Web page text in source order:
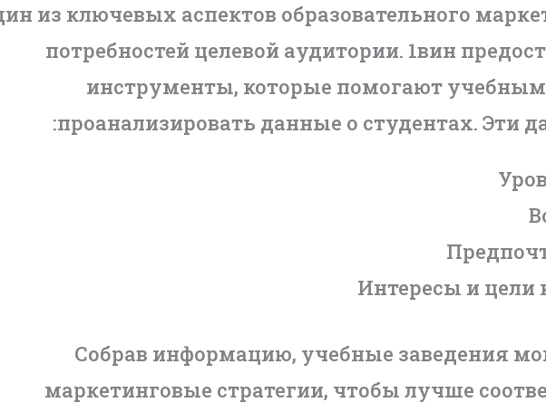
из ключевых аспектов образовательного
потребностей целевой аудитории. 1вин
инструменты, которые помогают учебным
проанализировать данные о студентах. Эти
Интересы и цели
Собрав информацию, учебные заведения
маркетинговые стратегии, чтобы лучше